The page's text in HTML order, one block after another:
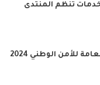
تنظم المنتدى
للأمن الوطني 2024